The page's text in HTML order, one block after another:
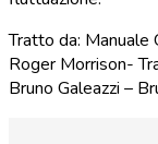
Tratto da: Manuale
Roger Morrison-
Bruno Galeazzi –